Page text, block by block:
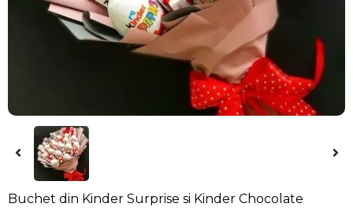
Buchet din Kinder Surprise si Kinder Chocolate